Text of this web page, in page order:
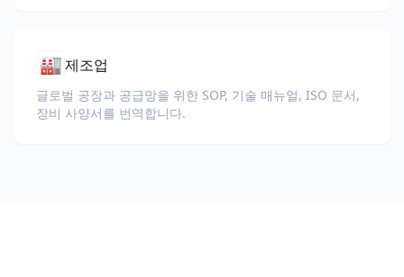
🏭제조업
글로벌 공장과 공급망을 위한 SOP, 기술 매뉴얼, ISO 문서,
장비 사양서를 번역합니다.